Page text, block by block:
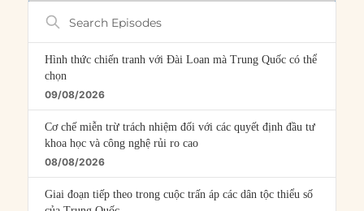
Search
Episodes
Hình thức chiến tranh với Đài Loan mà Trung Quốc có thể
chọn
09/08/2026
Cơ chế miễn trừ trách nhiệm đối với các quyết định đầu tư
khoa học và công nghệ rủi ro cao
08/08/2026
Giai đoạn tiếp theo trong cuộc trấn áp các dân tộc thiểu số